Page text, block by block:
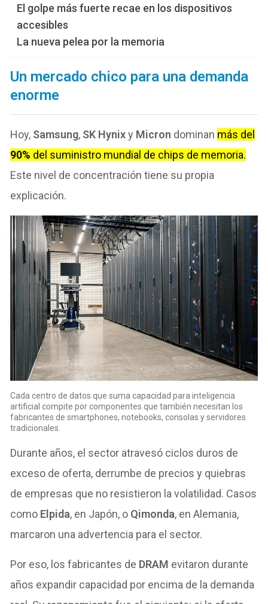
El golpe más fuerte recae en los dispositivos
accesibles
La nueva pelea por la memoria
Un mercado chico para una demanda
enorme
Hoy, Samsung, SK Hynixy Micron dominan más del
90% del suministro mundial de chips de memoria.
Este nivel de concentración tiene su propia
explicación.
Cada centro de datos que suma capacidad para inteligencia
artificial compite por componentes que también necesitan los
fabricantes de smartphones, notebooks, consolas y servidores
tradicionales.
Durante años, el sector atravesó ciclos duros de
exceso de oferta, derrumbe de precios y quiebras
de empresas que no resistieron la volatilidad. Casos
como Elpida, en Japón, o Qimonda, en Alemania,
marcaron una advertencia para el sector.
Por eso, los fabricantes de DRAM evitaron durante
años expandir capacidad por encima de la demanda